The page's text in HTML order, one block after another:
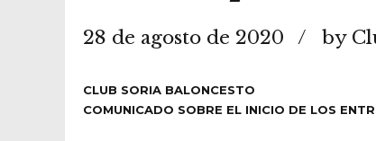
28 de agosto de 2020 by
CLUB SORIA BALONCESTO
COMUNICADO SOBRE EL INICIO DE LOS